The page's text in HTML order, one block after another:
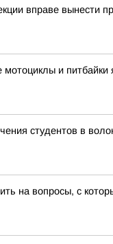
вправе
и
студентов в
на вопросы, с